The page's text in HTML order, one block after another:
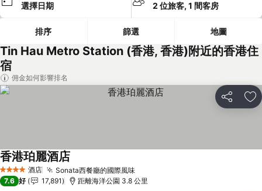
選擇日期 2 位旅客, 1 間客房
排序 篩選 地圖
Tin Hau Metro Station (香港, 香港)附近的香港住
宿
佣金如何影響排名
分享 放
4 星級 酒店 Sonata西餐廳的國際風味
香港珀麗酒店
7.6 好 17,891 距離海洋公園 3.8 公里